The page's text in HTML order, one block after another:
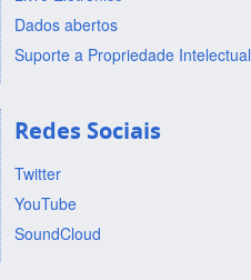
Dados abertos
Suporte a Propriedade Intelectual
Redes Sociais
Twitter
YouTube
SoundCloud